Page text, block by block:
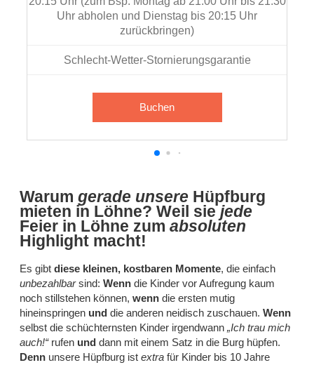
Uhr abholen und Dienstag bis 20:15 Uhr
zurückbringen)
Schlecht-Wetter-Stornierungsgarantie
Buchen
Warum gerade unsere Hüpfburg
mieten in Löhne? Weil siejede
Feier in Löhne zum absoluten
Highlight macht!
Es gibt diese kleinen, kostbaren Momente, die einfach
unbezahlbarsind: Wenn die Kinder vor Aufregung kaum
noch stillstehen können, wenn die ersten mutig
hineinspringen und die anderen neidisch zuschauen. Wenn
selbst die schüchternsten Kinder irgendwann „Ich trau mich
auch!“rufen und dann mit einem Satz in die Burg hüpfen.
Denn unsere Hüpfburg ist extra für Kinder bis 10 Jahre